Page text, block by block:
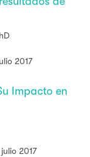
2017
Impacto en
2017